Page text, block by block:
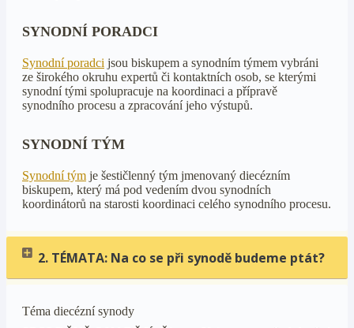
SYNODNÍ PORADCI
Synodní poradci jsou biskupem a synodním týmem vybráni
ze širokého okruhu expertů či kontaktních osob, se kterými
synodní tými spolupracuje na koordinaci a přípravě
synodního procesu a zpracování jeho výstupů.
SYNODNÍ TÝM
Synodní tým je šestičlenný tým jmenovaný diecézním
biskupem, který má pod vedením dvou synodních
koordinátorů na starosti koordinaci celého synodního procesu.
2. TÉMATA: Na co se při synodě budeme ptát?
Téma diecézní synody